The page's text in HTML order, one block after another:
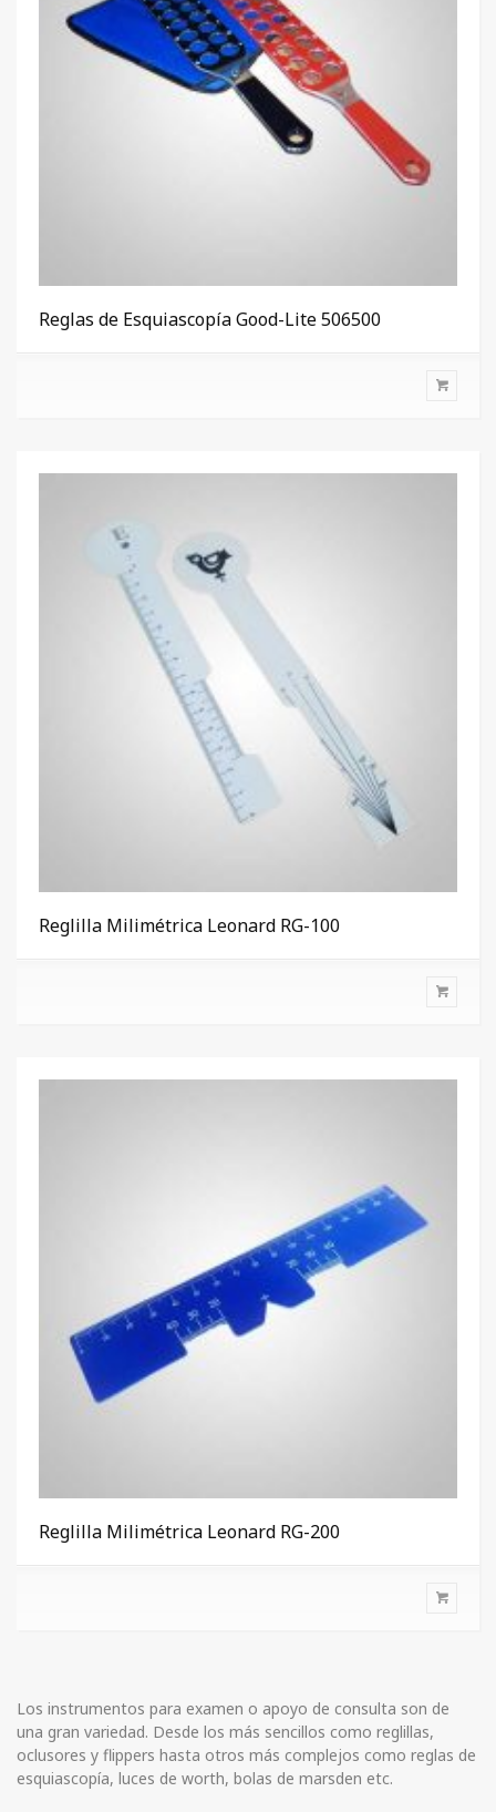
Reglas de Esquiascopía Good-Lite 506500
Reglilla Milimétrica Leonard RG-100
Reglilla Milimétrica Leonard RG-200
Los instrumentos para examen o apoyo de consulta son de
una gran variedad. Desde los más sencillos como reglillas,
oclusores y flippers hasta otros más complejos como reglas de
esquiascopía, luces de worth, bolas de marsden etc.